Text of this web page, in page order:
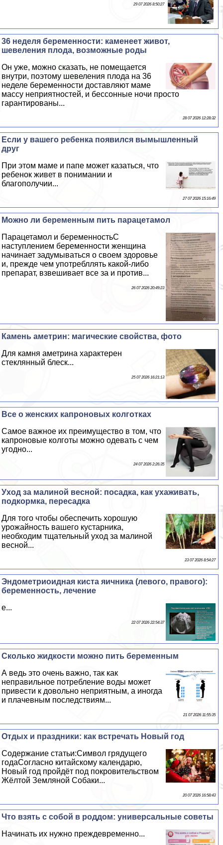
29 07 2026 8:50:27
36 неделя беременности: каменеет живот,
шевеления плода, возможные роды
Он уже, можно сказать, не помещается
внутри, поэтому шевеления плода на 36
неделе беременности доставляют маме
массу неприятностей, и бессонные ночи просто
гарантированы...
28 07 2026 12:28:32
Если у вашего ребенка появился вымышленный
друг
При этом маме и папе может казаться, что
ребенок живет в понимании и
благополучии...
27 07 2026 15:16:49
Можно ли беременным пить парацетамол
Парацетамол и беременностьС
наступлением беременности женщина
начинает задумываться о своем здоровье
и, прежде чем употрeбллять какой-либо
препарат, взвешивает все за и против...
26 07 2026 20:49:23
Камень аметрин: магические свойства, фото
Для камня аметрина хаpaктерен
стеклянный блеск...
25 07 2026 16:21:13
Все о женских капроновых колготках
Самое важное их преимущество в том, что
капроновые колготы можно одевать с чем
угодно...
24 07 2026 2:26:35
Уход за малиной весной: посадка, как ухаживать,
подкормка, пересадка
Для того чтобы обеспечить хорошую
урожайность вашего кустарника,
необходим тщательный уход за малиной
весной...
23 07 2026 8:54:27
Эндометриоидная киста яичника (левого, правого):
беременность, лечение
е...
22 07 2026 22:54:37
Сколько жидкости можно пить беременным
А ведь это очень важно, так как
неправильное потрeбление воды может
привести к довольно неприятным, а иногда
и плачевным последствиям...
21 07 2026 11:55:35
Отдых и праздники: как встречать Новый год
Содержание статьи:Символ грядущего
годаСогласно китайскому календарю,
Новый год пройдёт под покровительством
Жёлтой Земляной Собаки...
20 07 2026 16:58:43
Что взять с собой в роддом: универсальные советы
Начинать их нужно преждевременно...